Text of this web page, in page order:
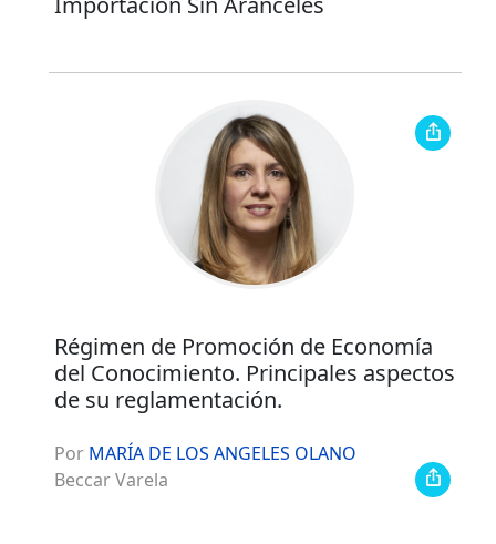
Régimen de Promoción de Economía
del Conocimiento. Principales aspectos
de su reglamentación.
Por MARÍA DE LOS ANGELES OLANO
Beccar Varela